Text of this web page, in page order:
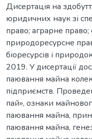
Дисертація на
юридичних наук зі
право; аграрне право;
природоресурсне
біоресурсів і
2019. У дисертації
паювання майна
підприємств.
пай», ознаки
паювання майна,
паювання майна,